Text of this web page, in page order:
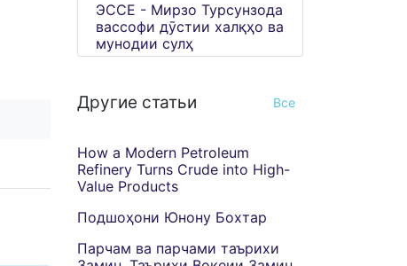
ЭССЕ - Мирзо Турсунзода
вассофи дӯстии халқҳо ва
мунодии сулҳ
Другие статьи Все
How a Modern Petroleum
Refinery Turns Crude into High-
Value Products
Подшоҳони Юнону Бохтар
Парчам ва парчами таърихи